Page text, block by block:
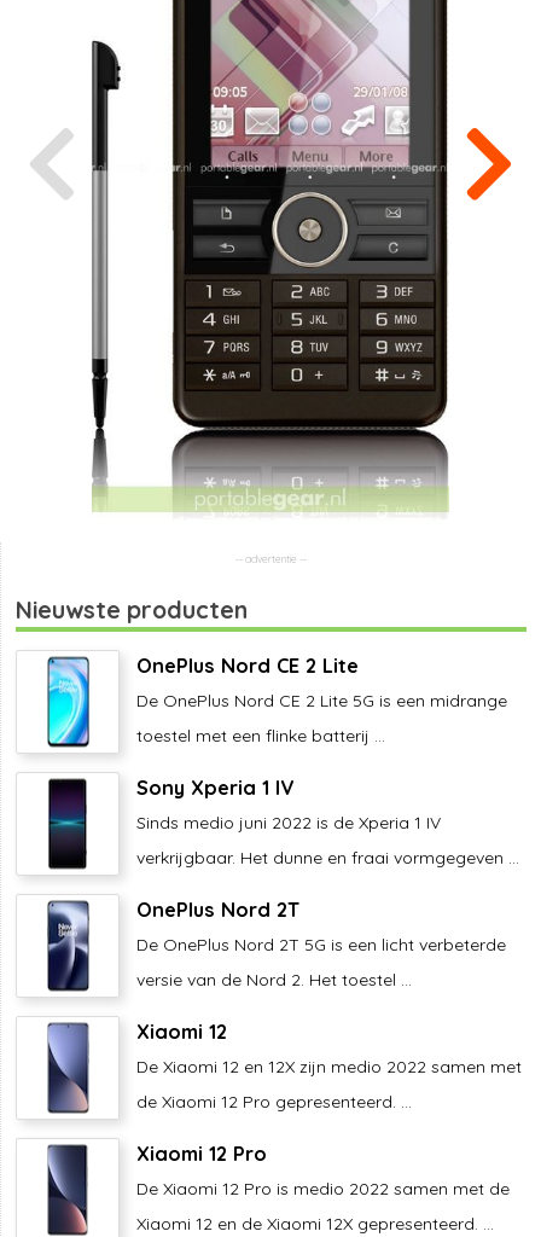
Nieuwste producten
OnePlus Nord CE 2 Lite
De OnePlus Nord CE 2 Lite 5G is een midrange
toestel met een flinke batterij ...
Sony Xperia 1 IV
Sinds medio juni 2022 is de Xperia 1 IV
verkrijgbaar. Het dunne en fraai vormgegeven ...
OnePlus Nord 2T
De OnePlus Nord 2T 5G is een licht verbeterde
versie van de Nord 2. Het toestel ...
Xiaomi 12
De Xiaomi 12 en 12X zijn medio 2022 samen met
de Xiaomi 12 Pro gepresenteerd. ...
Xiaomi 12 Pro
De Xiaomi 12 Pro is medio 2022 samen met de
Xiaomi 12 en de Xiaomi 12X gepresenteerd. ...